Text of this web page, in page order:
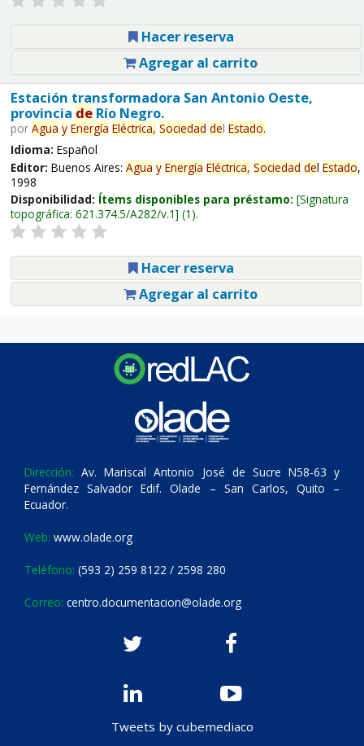
Hacer reserva
Agregar al carrito
Estación transformadora San Antonio Oeste,
provincia deRío Negro.
por Agua y Energía Eléctrica, Sociedad del Estado.
Idioma: Español
Editor: Buenos Aires: Agua y Energía Eléctrica, Sociedad del Estado,
1998
Disponibilidad: Ítems disponibles para préstamo: Signatura
topográfica: 621.374.5/A282/v.1 (1).
Hacer reserva
Agregar al carrito
Dirección: Av. Mariscal Antonio José de Sucre N58-63 y
Fernández Salvador Edif. Olade – San Carlos, Quito –
Ecuador.
Web: www.olade.org
Teléfono: (593 2) 259 8122 / 2598 280
Correo: centro.documentacion@olade.org
Tweets by cubemediaco